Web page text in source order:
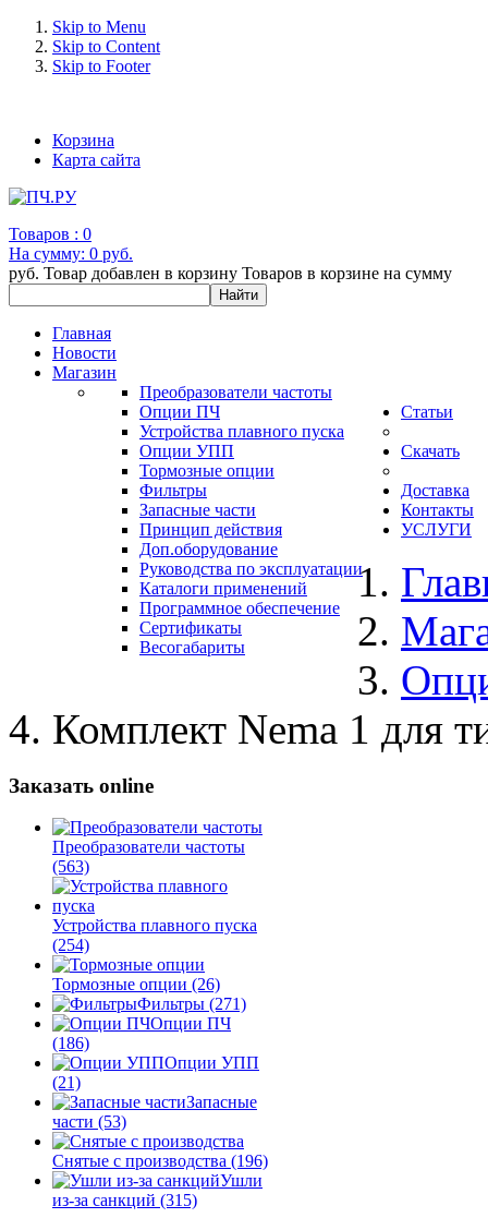
Skip to Menu
Skip to Content
Skip to Footer
Корзина
Карта сайта
Товаров : 0
На сумму: 0 руб.
руб. Товар добавлен в корзину Товаров в корзине на сумму
Главная
Новости
Магазин
Преобразователи частоты
Опции ПЧ
Устройства плавного пуска
Опции УПП
Тормозные опции
Фильтры
Запасные части
Статьи
Принцип действия
Доп.оборудование
Скачать
Руководства по эксплуатации
Каталоги применений
Программное обеспечение
Сертификаты
Весогабариты
Доставка
Контакты
УСЛУГИ
Комплект Nema 1 для
Заказать online
Преобразователи частоты
(563)
Устройства плавного пуска
(254)
Тормозные опции (26)
Фильтры (271)
Опции ПЧ
(186)
Опции УПП
(21)
Запасные
части (53)
Снятые с производства (196)
Ушли
из-за санкций (315)